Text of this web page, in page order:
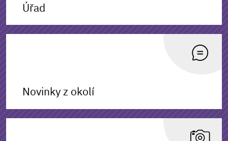
Úřad
Novinky z okolí